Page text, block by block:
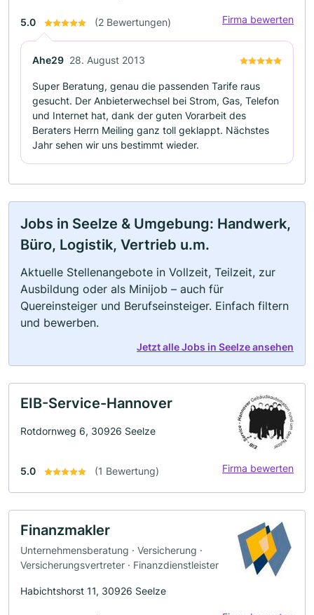
5.0 (2 Bewertungen) Firma bewerten
Ahe29 28. August 2013
Super Beratung, genau die passenden Tarife raus
gesucht. Der Anbieterwechsel bei Strom, Gas, Telefon
und Internet hat, dank der guten Vorarbeit des
Beraters Herrn Meiling ganz toll geklappt. Nächstes
Jahr sehen wir uns bestimmt wieder.
Jobs in Seelze & Umgebung: Handwerk,
Büro, Logistik, Vertrieb u.m.
Aktuelle Stellenangebote in Vollzeit, Teilzeit, zur
Ausbildung oder als Minijob – auch für
Quereinsteiger und Berufseinsteiger. Einfach filtern
und bewerben.
Jetzt alle Jobs in Seelze ansehen
EIB-Service-Hannover
Rotdornweg 6, 30926 Seelze
5.0 (1 Bewertung) Firma bewerten
Finanzmakler
Unternehmensberatung · Versicherung ·
Versicherungsvertreter · Finanzdienstleister
Habichtshorst 11, 30926 Seelze